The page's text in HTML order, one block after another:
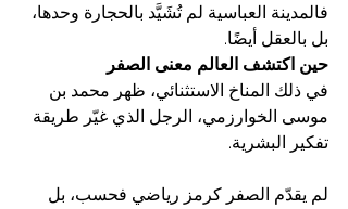
فالمدينة العباسية لم تُشَيَّد بالحجارة وحدها،
بل بالعقل أيضًا.
حين اكتشف العالم معنى الصفر
في ذلك المناخ الاستثنائي، ظهر محمد بن
موسى الخوارزمي، الرجل الذي غيّر طريقة
تفكير البشرية.
لم يقدّم الصفر كرمز رياضي فحسب، بل